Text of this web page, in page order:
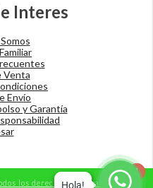
Interes
Venta
Envío
y Garantía
los derechos reservados
1
1